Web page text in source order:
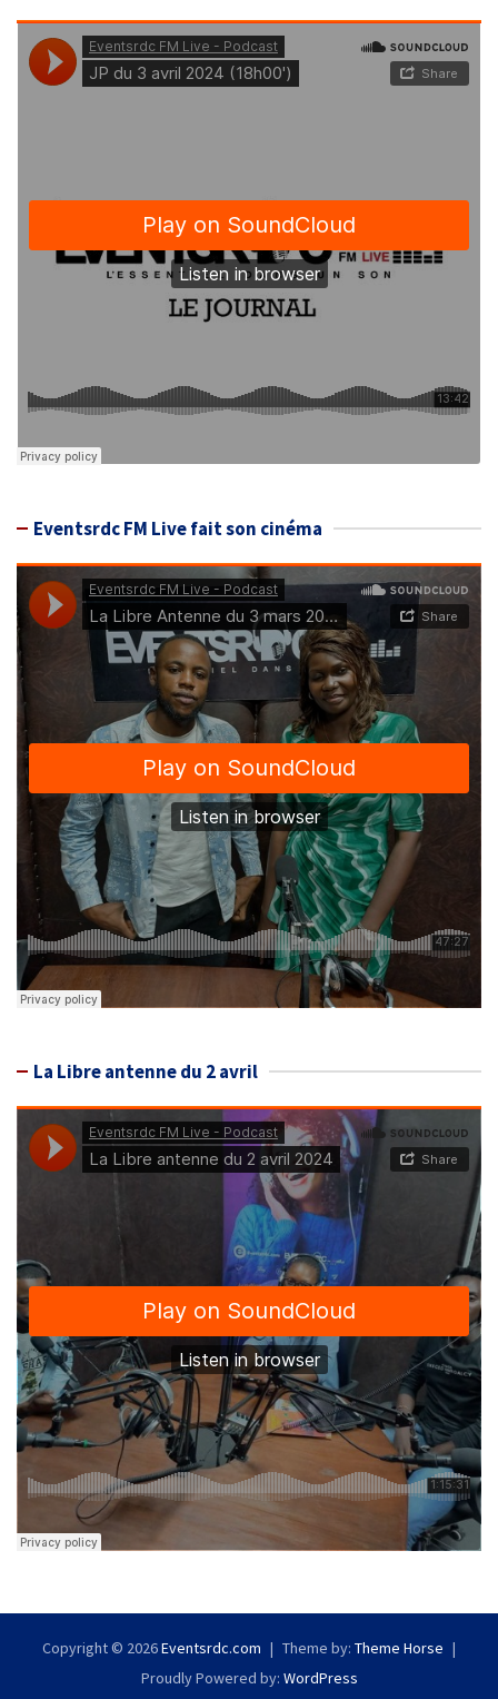
Eventsrdc FM Live fait son cinéma
La Libre antenne du 2 avril
Copyright © 2026Eventsrdc.com Theme by: Theme Horse
Proudly Powered by: WordPress